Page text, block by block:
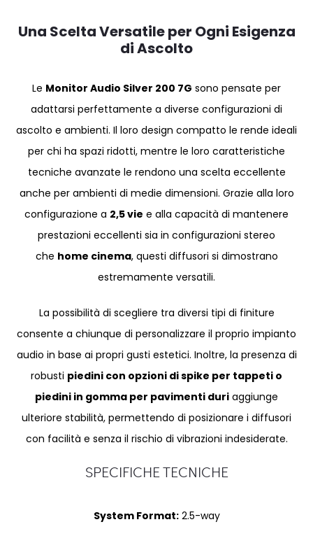
Una Scelta Versatile per Ogni Esigenza
di Ascolto
Le Monitor Audio Silver 200 7G sono pensate per
adattarsi perfettamente a diverse configurazioni di
ascolto e ambienti. Il loro design compatto le rende ideali
per chi ha spazi ridotti, mentre le loro caratteristiche
tecniche avanzate le rendono una scelta eccellente
anche per ambienti di medie dimensioni. Grazie alla loro
configurazione a 2,5 vie e alla capacità di mantenere
prestazioni eccellenti sia in configurazioni stereo
che home cinema, questi diffusori si dimostrano
estremamente versatili.
La possibilità di scegliere tra diversi tipi di finiture
consente a chiunque di personalizzare il proprio impianto
audio in base ai propri gusti estetici. Inoltre, la presenza di
robusti piedini con opzioni di spike per tappeti o
piedini in gomma per pavimenti duri aggiunge
ulteriore stabilità, permettendo di posizionare i diffusori
con facilità e senza il rischio di vibrazioni indesiderate.
SPECIFICHE TECNICHE
System Format:2.5-way